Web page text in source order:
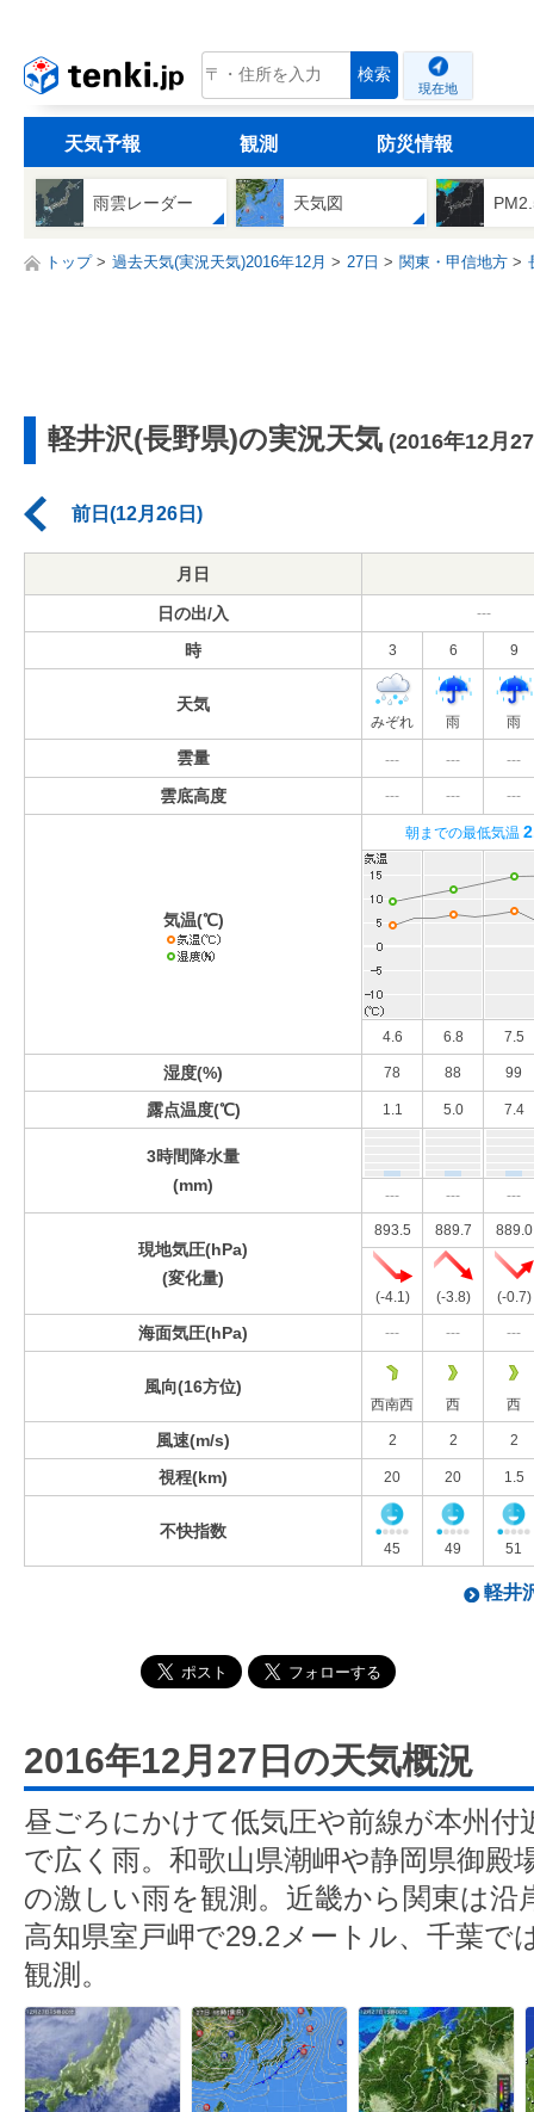
tenki.jp 検索
現在地
天気予報 観測 防災情報
雨雲レーダー 天気図
トップ 過去天気(実況天気)2016年12月 27日 関東・甲信地方
軽井沢(長野県)の実況天気 (2016年12月
前日(12月26日)
月日
日の出/入 ---
時 3 6 9
天気
みぞれ 雨 雨
雲量 --- --- ---
雲底高度 --- --- ---
気温(℃)
朝までの最低気温
4.6 6.8 7.5
湿度(%) 78 88 99
露点温度(℃) 1.1 5.0 7.4
3時間降水量
(mm)
--- --- ---
現地気圧(hPa)
(変化量)
893.5 889.7 889.0
(-4.1) (-3.8) (-0.7)
海面気圧(hPa) --- --- ---
風向(16方位)
西南西 西 西
風速(m/s) 2 2 2
視程(km) 20 20 1.5
不快指数
45 49 51
軽井
2016年12月27日の天気概況
昼ごろにかけて低気圧や前線が本州付
で広く雨。和歌山県潮岬や静岡県御殿
の激しい雨を観測。近畿から関東は沿
高知県室戸岬で29.2メートル、千葉で
観測。